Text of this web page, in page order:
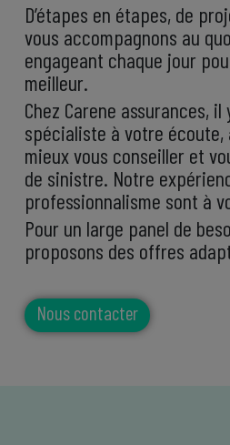
D’étapes en étapes, de
vous accompagnons au
engageant chaque jour
meilleur.
Chez Carene assurances,
spécialiste à votre écoute,
mieux vous conseiller et
de sinistre. Notre
professionnalisme sont à
Pour un large panel de
proposons des offres
Nous contacter